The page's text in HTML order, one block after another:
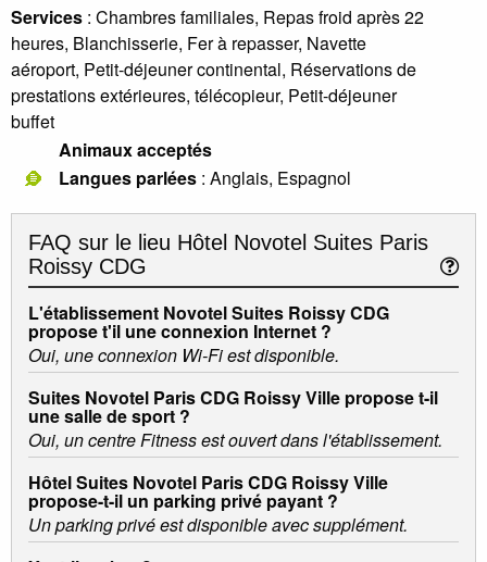
Services : Chambres familiales, Repas froid après 22
heures, Blanchisserie, Fer à repasser, Navette
aéroport, Petit-déjeuner continental, Réservations de
prestations extérieures, télécopieur, Petit-déjeuner
buffet
Animaux acceptés
Langues parlées : Anglais, Espagnol
FAQ sur le lieu Hôtel Novotel Suites Paris
Roissy CDG
L'établissement Novotel Suites Roissy CDG
propose t'il une connexion Internet ?
Oui, une connexion Wi-Fi est disponible.
Suites Novotel Paris CDG Roissy Ville propose t-il
une salle de sport ?
Oui, un centre Fitness est ouvert dans l'établissement.
Hôtel Suites Novotel Paris CDG Roissy Ville
propose-t-il un parking privé payant ?
Un parking privé est disponible avec supplément.